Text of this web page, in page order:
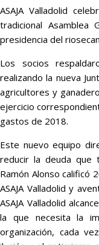
ASAJA Valladolid
tradicional Asamblea
presidencia del
Los socios
realizando la nueva
agricultores y
ejercicio
gastos de 2018.
Este nuevo equipo
reducir la deuda que
Ramón Alonso calificó
ASAJA Valladolid y
ASAJA Valladolid
la que necesita la
organización, cada